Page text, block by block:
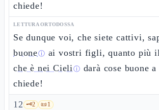
chiede!
LETTURA ORTODOSSA
Se dunque voi, che siete cattivi,
buoneⓘ ai vostri figli, quanto più
che è nei Cieliⓘ darà cose buone
chiede!
12 🗝️2 📜1